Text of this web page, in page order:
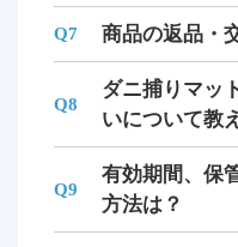
Q7 商品の返品・
Q8
ダニ捕りマッ
いについて教
Q9
有効期間、保
方法は？